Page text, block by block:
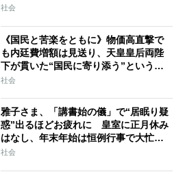
程 政界が慌ただしい中で発揮される
社会
《国民と苦楽をともに》物価高直撃で
も内廷費増額は見送り、天皇皇后両陛
下が貫いた“国民に寄り添う”という矜
持 3月には即位後初めて東日本大震災
社会
雅子さま、「講書始の儀」で“居眠り疑
惑”出るほどお疲れに 皇室に正月休み
はなし、年末年始は恒例行事で大忙
し 「昨年の疲れが抜けきっていない
社会